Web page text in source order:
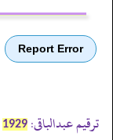
Report Error
ترقیم عبدالباقی: 1929